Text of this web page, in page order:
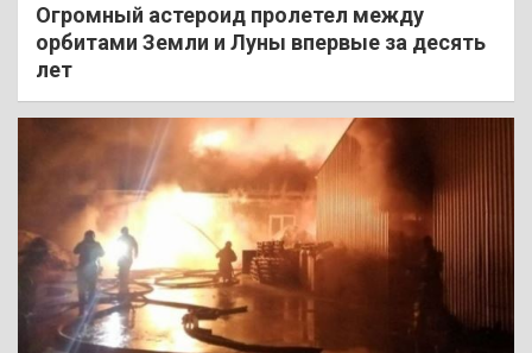
Огромный астероид пролетел между
орбитами Земли и Луны впервые за десять
лет